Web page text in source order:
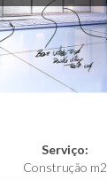
Serviço:
Construção m2